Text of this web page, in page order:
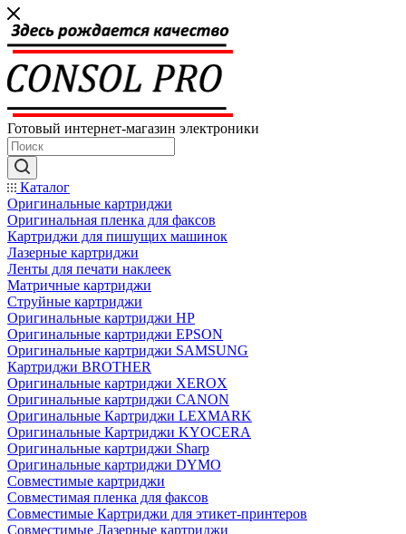
Готовый интернет-магазин электроники
Каталог
Оригинальные картриджи
Оригинальная пленка для факсов
Картриджи для пишущих машинок
Лазерные картриджи
Ленты для печати наклеек
Матричные картриджи
Струйные картриджи
Оригинальные картриджи HP
Оригинальные картриджи EPSON
Оригинальные картриджи SAMSUNG
Картриджи BROTHER
Оригинальные картриджи XEROX
Оригинальные картриджи CANON
Оригинальные Картриджи LEXMARK
Оригинальные Картриджи KYOCERA
Оригинальные картриджи Sharp
Оригинальные картриджи DYMO
Совместимые картриджи
Совместимая пленка для факсов
Совместимые Картриджи для этикет-принтеров
Совместимые Лазерные картриджи